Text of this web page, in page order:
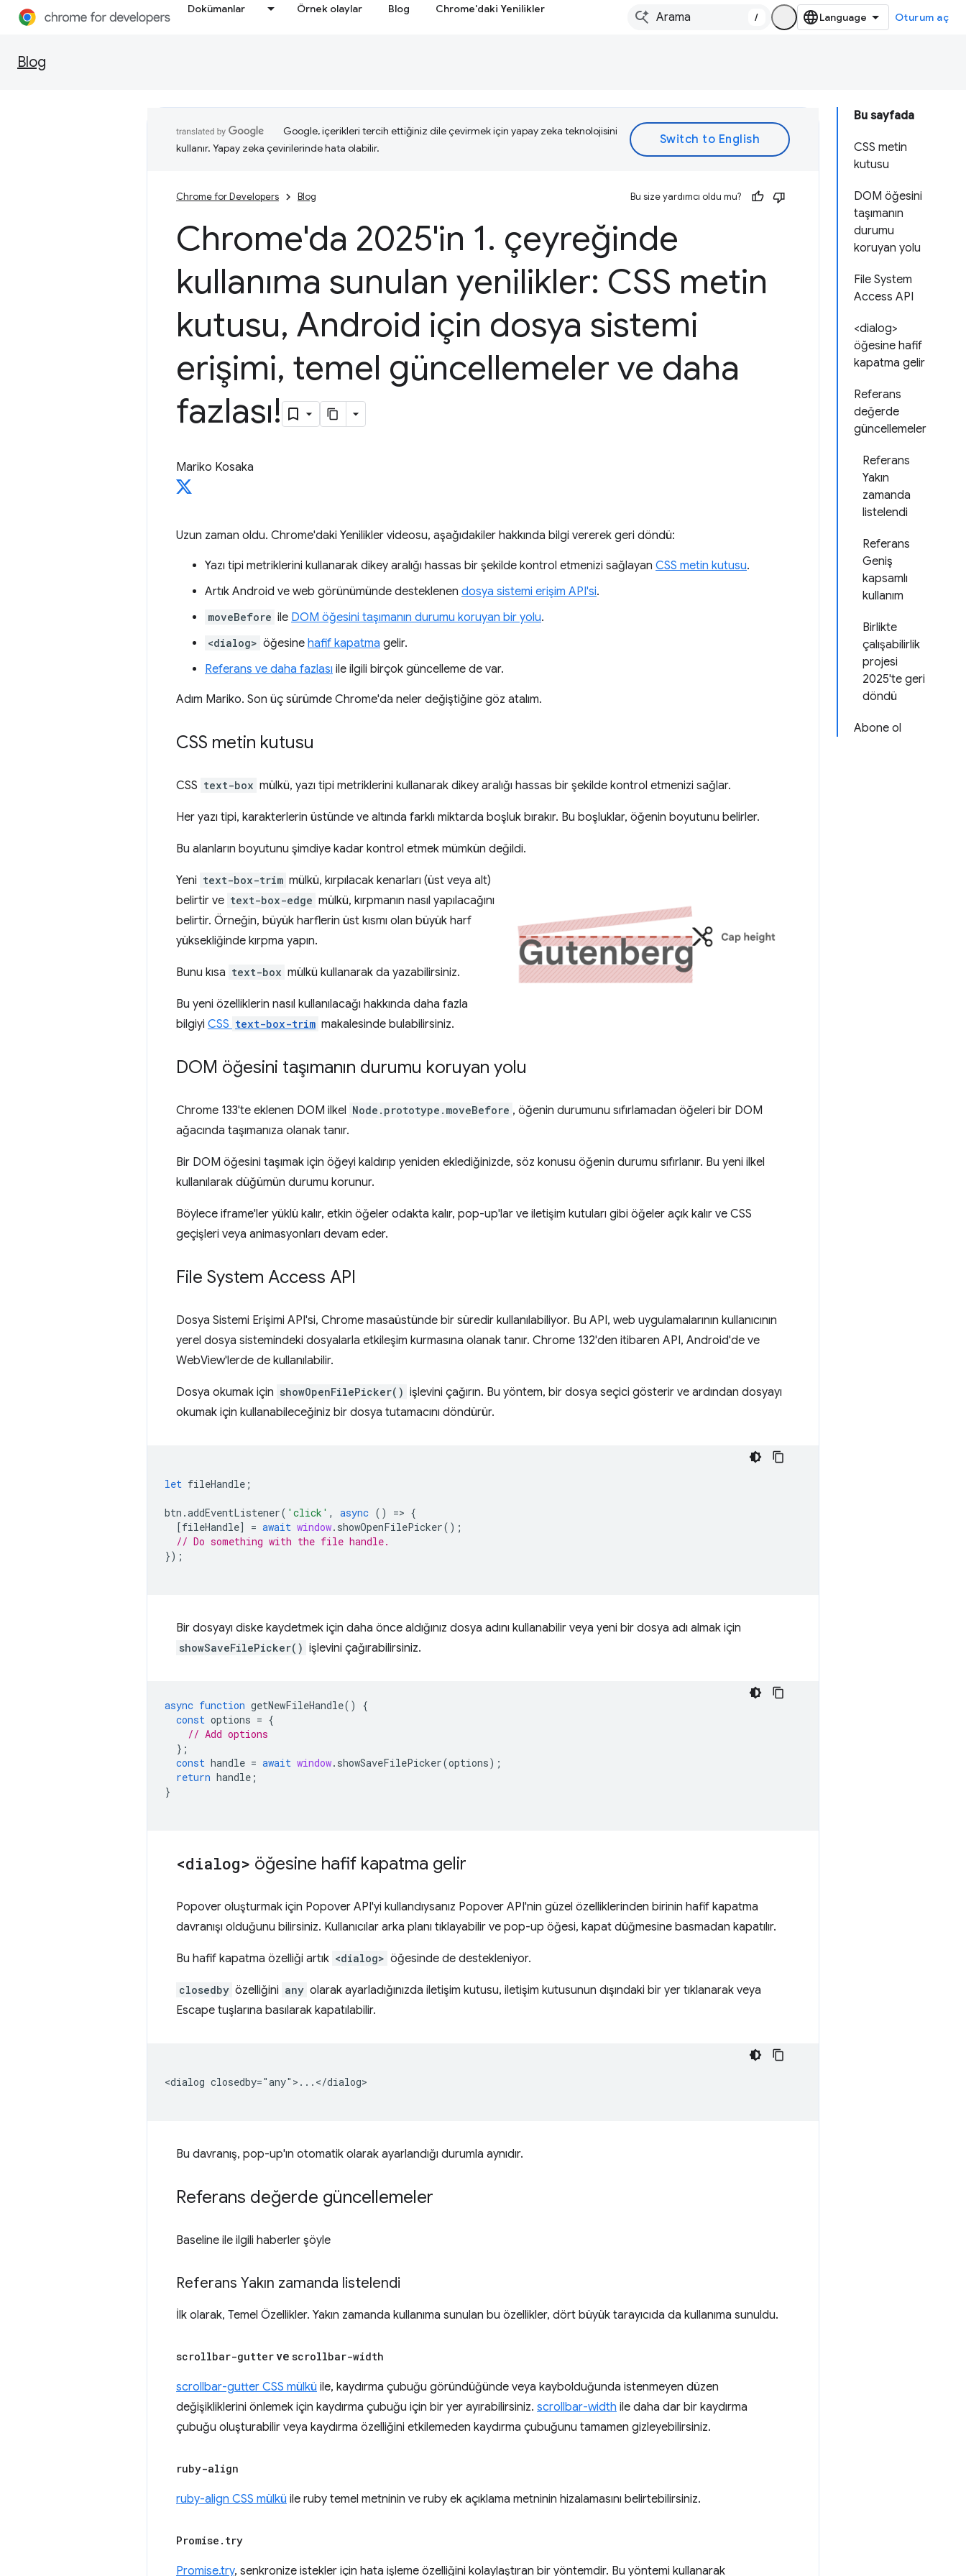
Dokümanlar Örnek olaylar Blog Chrome'daki Yenilikler
/ Oturum aç
Blog
Bu sayfada
CSS metin
kutusu
DOM öğesini
taşımanın
durumu
koruyan yolu
File System
Access API
<dialog>
öğesine hafif
kapatma gelir
Referans
değerde
güncellemeler
Referans
Yakın
zamanda
listelendi
Referans
Geniş
kapsamlı
kullanım
Birlikte
çalışabilirlik
projesi
2025'te geri
döndü
Abone ol
Google, içerikleri tercih ettiğiniz dile çevirmek için yapay zeka teknolojisini
kullanır. Yapay zeka çevirilerinde hata olabilir.
Chrome for Developers Blog Bu size yardımcı oldu mu?
Chrome'da 2025'in 1. çeyreğinde
kullanıma sunulan yenilikler: CSS metin
kutusu, Android için dosya sistemi
erişimi, temel güncellemeler ve daha
fazlası!
Mariko Kosaka
Uzun zaman oldu. Chrome'daki Yenilikler videosu, aşağıdakiler hakkında bilgi vererek geri döndü:
Yazı tipi metriklerini kullanarak dikey aralığı hassas bir şekilde kontrol etmenizi sağlayan CSS metin kutusu.
Artık Android ve web görünümünde desteklenen dosya sistemi erişim API'si.
moveBefore ile DOM öğesini taşımanın durumu koruyan bir yolu.
<dialog> öğesine hafif kapatma gelir.
Referans ve daha fazlası ile ilgili birçok güncelleme de var.
Adım Mariko. Son üç sürümde Chrome'da neler değiştiğine göz atalım.
CSS metin kutusu
CSS text-box mülkü, yazı tipi metriklerini kullanarak dikey aralığı hassas bir şekilde kontrol etmenizi sağlar.
Her yazı tipi, karakterlerin üstünde ve altında farklı miktarda boşluk bırakır. Bu boşluklar, öğenin boyutunu belirler.
Bu alanların boyutunu şimdiye kadar kontrol etmek mümkün değildi.
Yeni text-box-trim mülkü, kırpılacak kenarları (üst veya alt)
belirtir ve text-box-edge mülkü, kırpmanın nasıl yapılacağını
belirtir. Örneğin, büyük harflerin üst kısmı olan büyük harf
yüksekliğinde kırpma yapın.
Bunu kısa text-box mülkü kullanarak da yazabilirsiniz.
Bu yeni özelliklerin nasıl kullanılacağı hakkında daha fazla
bilgiyi CSS text-box-trim makalesinde bulabilirsiniz.
DOM öğesini taşımanın durumu koruyan yolu
Chrome 133'te eklenen DOM ilkel Node.prototype.moveBefore , öğenin durumunu sıfırlamadan öğeleri bir DOM
ağacında taşımanıza olanak tanır.
Bir DOM öğesini taşımak için öğeyi kaldırıp yeniden eklediğinizde, söz konusu öğenin durumu sıfırlanır. Bu yeni ilkel
kullanılarak düğümün durumu korunur.
Böylece iframe'ler yüklü kalır, etkin öğeler odakta kalır, pop-up'lar ve iletişim kutuları gibi öğeler açık kalır ve CSS
geçişleri veya animasyonları devam eder.
File System Access API
Dosya Sistemi Erişimi API'si, Chrome masaüstünde bir süredir kullanılabiliyor. Bu API, web uygulamalarının kullanıcının
yerel dosya sistemindeki dosyalarla etkileşim kurmasına olanak tanır. Chrome 132'den itibaren API, Android'de ve
WebView'lerde de kullanılabilir.
Dosya okumak için showOpenFilePicker() işlevini çağırın. Bu yöntem, bir dosya seçici gösterir ve ardından dosyayı
okumak için kullanabileceğiniz bir dosya tutamacını döndürür.
let fileHandle ;
btn .addEventListener( 'click' , async () => {
[fileHandle] = await window. showOpenFilePicker();
// Do something with the file handle.
});
Bir dosyayı diske kaydetmek için daha önce aldığınız dosya adını kullanabilir veya yeni bir dosya adı almak için
showSaveFilePicker() işlevini çağırabilirsiniz.
async function getNewFileHandle()
{
const options = {
// Add options
};
const handle = await window. showSaveFilePicker(options);
return handle ;
}
<dialog> öğesine hafif kapatma gelir
Popover oluşturmak için Popover API'yi kullandıysanız Popover API'nin güzel özelliklerinden birinin hafif kapatma
davranışı olduğunu bilirsiniz. Kullanıcılar arka planı tıklayabilir ve pop-up öğesi, kapat düğmesine basmadan kapatılır.
Bu hafif kapatma özelliği artık <dialog> öğesinde de destekleniyor.
closedby özelliğini any olarak ayarladığınızda iletişim kutusu, iletişim kutusunun dışındaki bir yer tıklanarak veya
Escape tuşlarına basılarak kapatılabilir.
<dialog closedby="any">...</dialog>
Bu davranış, pop-up'ın otomatik olarak ayarlandığı durumla aynıdır.
Referans değerde güncellemeler
Baseline ile ilgili haberler şöyle
Referans Yakın zamanda listelendi
İlk olarak, Temel Özellikler. Yakın zamanda kullanıma sunulan bu özellikler, dört büyük tarayıcıda da kullanıma sunuldu.
scrollbar-gutter ve scrollbar-width
scrollbar-gutter CSS mülkü ile, kaydırma çubuğu göründüğünde veya kaybolduğunda istenmeyen düzen
değişikliklerini önlemek için kaydırma çubuğu için bir yer ayırabilirsiniz. scrollbar-width ile daha dar bir kaydırma
çubuğu oluşturabilir veya kaydırma özelliğini etkilemeden kaydırma çubuğunu tamamen gizleyebilirsiniz.
ruby-align
ruby-align CSS mülkü ile ruby temel metninin ve ruby ek açıklama metninin hizalamasını belirtebilirsiniz.
Promise . try
Promise.try, senkronize istekler için hata işleme özelliğini kolaylaştıran bir yöntemdir. Bu yöntemi kullanarak